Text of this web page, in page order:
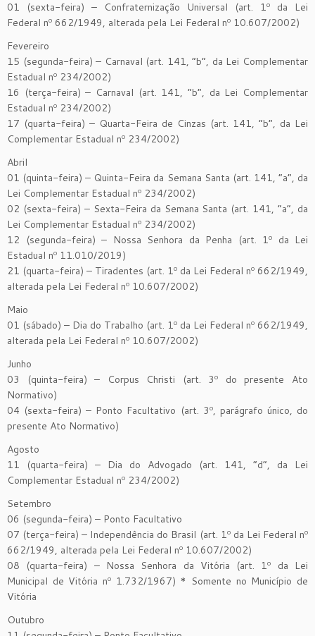
01 (sexta-feira) – Confraternização Universal (art. 1º da Lei
Federal nº 662/1949, alterada pela Lei Federal nº 10.607/2002)
Fevereiro
15 (segunda-feira) – Carnaval (art. 141, “b”, da Lei Complementar
Estadual nº 234/2002)
16 (terça-feira) – Carnaval (art. 141, “b”, da Lei Complementar
Estadual nº 234/2002)
17 (quarta-feira) – Quarta-Feira de Cinzas (art. 141, “b”, da Lei
Complementar Estadual nº 234/2002)
Abril
01 (quinta-feira) – Quinta-Feira da Semana Santa (art. 141, “a”, da
Lei Complementar Estadual nº 234/2002)
02 (sexta-feira) – Sexta-Feira da Semana Santa (art. 141, “a”, da
Lei Complementar Estadual nº 234/2002)
12 (segunda-feira) – Nossa Senhora da Penha (art. 1º da Lei
Estadual nº 11.010/2019)
21 (quarta-feira) – Tiradentes (art. 1º da Lei Federal nº 662/1949,
alterada pela Lei Federal nº 10.607/2002)
Maio
01 (sábado) – Dia do Trabalho (art. 1º da Lei Federal nº 662/1949,
alterada pela Lei Federal nº 10.607/2002)
Junho
03 (quinta-feira) – Corpus Christi (art. 3º do presente Ato
Normativo)
04 (sexta-feira) – Ponto Facultativo (art. 3º, parágrafo único, do
presente Ato Normativo)
Agosto
11 (quarta-feira) – Dia do Advogado (art. 141, “d”, da Lei
Complementar Estadual nº 234/2002)
Setembro
06 (segunda-feira) – Ponto Facultativo
07 (terça-feira) – Independência do Brasil (art. 1º da Lei Federal nº
662/1949, alterada pela Lei Federal nº 10.607/2002)
08 (quarta-feira) – Nossa Senhora da Vitória (art. 1º da Lei
Municipal de Vitória nº 1.732/1967) * Somente no Município de
Vitória
Outubro